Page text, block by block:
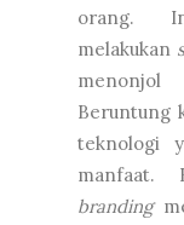
orang.
melakukan
Beruntung
teknologi
manfaat.
branding